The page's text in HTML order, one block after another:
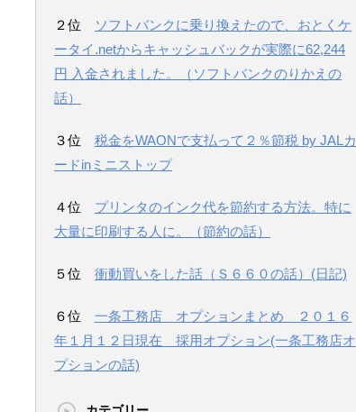
２位
ソフトバンクに乗り換えたので、おとくケ
ータイ.netからキャッシュバックが実際に62,244
円 入金されました。（ソフトバンクのりかえの
話）
３位 税金をWAONで支払って２％節税 by JALカ
ードinミニストップ
４位 プリンタのインク代を節約する方法。特に
大量に印刷する人に。（節約の話）
５位 衝動買いをした話（Ｓ６６０の話）(日記)
６位 一条工務店 オプションまとめ ２０１６
年１月１２日現在 採用オプション(一条工務店オ
プションの話)